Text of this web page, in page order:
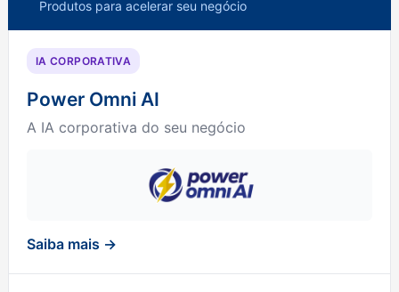
Produtos para acelerar seu negócio
IA CORPORATIVA
Power Omni AI
A IA corporativa do seu negócio
Saiba mais →